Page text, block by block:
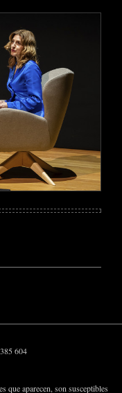
604
que aparecen, son susceptibles